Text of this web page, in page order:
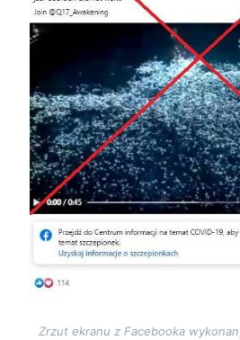
Zrzut ekranu z Facebooka